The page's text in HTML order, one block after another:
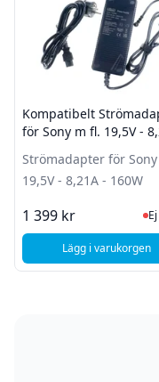
Kompatibelt
för Sony m fl. 19,5V -
Strömadapter för
19,5V - 8,21A - 160W
1 399 kr
Lägg i varukorgen
,